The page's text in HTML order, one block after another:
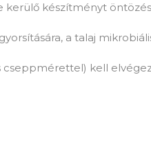
készítményt
a talaj
kell